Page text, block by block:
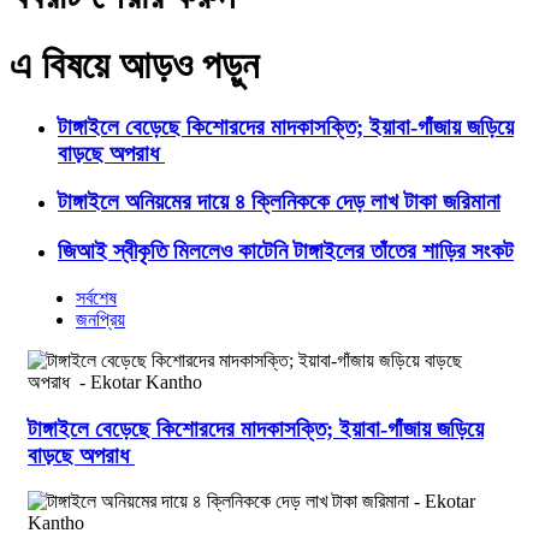
এ বিষয়ে আড়ও পড়ুন
টাঙ্গাইলে বেড়েছে কিশোরদের মাদকাসক্তি; ইয়াবা-গাঁজায় জড়িয়ে
বাড়ছে অপরাধ
টাঙ্গাইলে অনিয়মের দায়ে ৪ ক্লিনিককে দেড় লাখ টাকা জরিমানা
জিআই স্বীকৃতি মিললেও কাটেনি টাঙ্গাইলের তাঁতের শাড়ির সংকট
সর্বশেষ
জনপ্রিয়
টাঙ্গাইলে বেড়েছে কিশোরদের মাদকাসক্তি; ইয়াবা-গাঁজায় জড়িয়ে
বাড়ছে অপরাধ